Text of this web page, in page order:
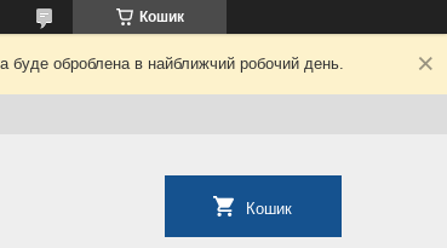
Кошик
буде оброблена в найближчий робочий день.
Кошик